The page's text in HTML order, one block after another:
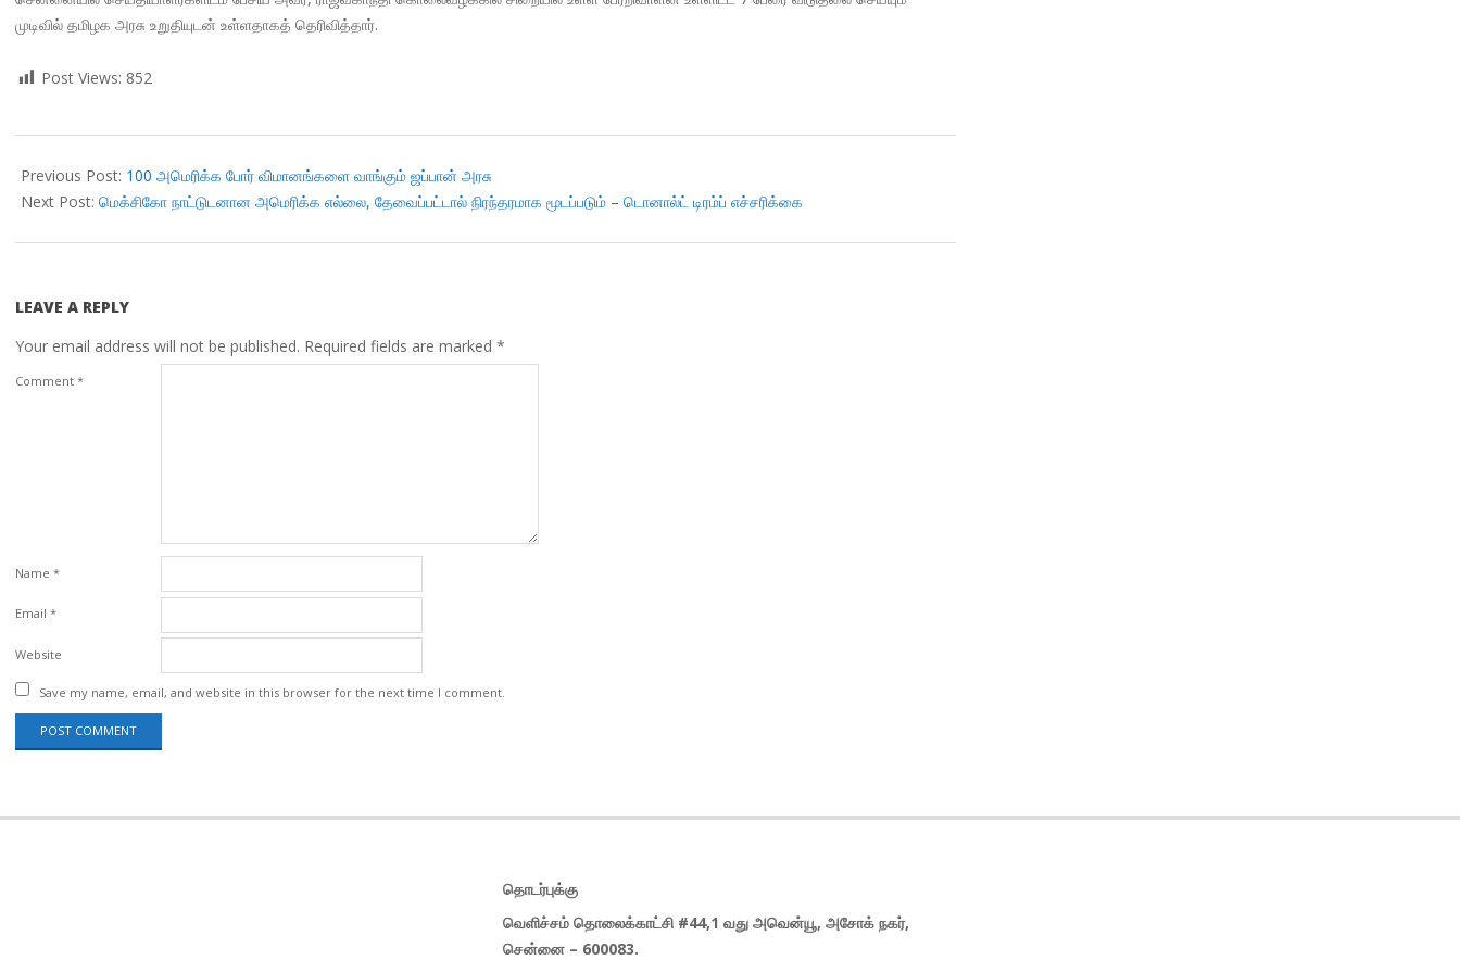
முடிவில் தமிழக அரசு உறுதியுடன் உள்ளதாகத் தெரிவித்தார்.
Post Views: 852
11-
27
Previous Post: 100 அமெரிக்க போர் விமானங்களை வாங்கும் ஜப்பான் அரசு
Next Post: மெக்சிகோ நாட்டுடனான அமெரிக்க எல்லை, தேவைப்பட்டால் நிரந்தரமாக மூடப்படும் – டொனால்ட் டிரம்ப் எச்சரிக்கை
LEAVE A REPLY
Your email address will not be published. Required fields are marked *
Comment *
Name *
Email *
Website
Save my name, email, and website in this browser for the next time I comment.
தொடர்புக்கு
வெளிச்சம் தொலைக்காட்சி #44,1 வது அவென்யூ, அசோக் நகர்,
சென்னை – 600083.